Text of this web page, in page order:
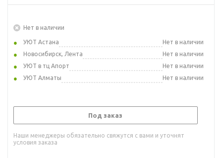
Нет в наличии
УЮТ Астана
Нет в наличии
Новосибирск, Лента
Нет в наличии
УЮТ в тц Апорт
Нет в наличии
УЮТ Алматы
Нет в наличии
Под заказ
Наши менеджеры обязательно свяжутся с вами и уточнят
условия заказа